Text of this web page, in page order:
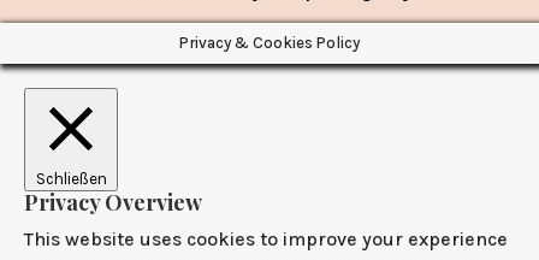
Privacy & Cookies Policy
Schließen
Privacy Overview
This website uses cookies to improve your experience